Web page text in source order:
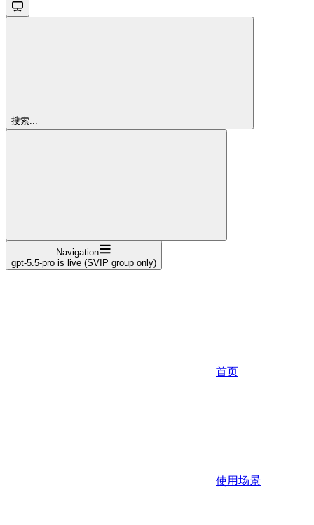
搜索...
Navigation
gpt-5.5-pro is live (SVIP group only)
首页
使用场景